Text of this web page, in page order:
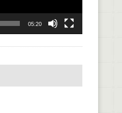
05:20